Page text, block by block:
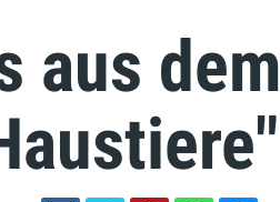
aus dem